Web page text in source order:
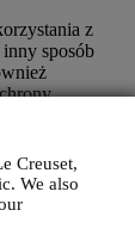
Creuset,
We also
z
sposób
usług e-
jest
ul.